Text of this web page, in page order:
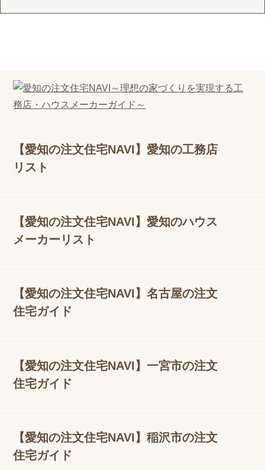
【愛知の注文住宅NAVI】愛知の工務店
リスト
【愛知の注文住宅NAVI】愛知のハウス
メーカーリスト
【愛知の注文住宅NAVI】名古屋の注文
住宅ガイド
【愛知の注文住宅NAVI】一宮市の注文
住宅ガイド
【愛知の注文住宅NAVI】稲沢市の注文
住宅ガイド